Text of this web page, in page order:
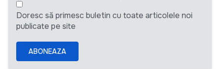
Doresc să primesc buletin cu toate articolele noi
publicate pe site
ABONEAZA